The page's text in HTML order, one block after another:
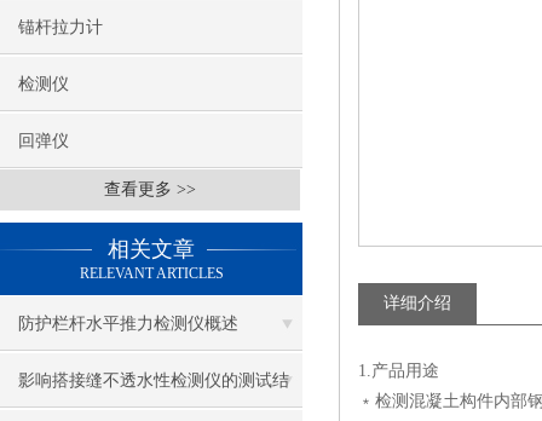
锚杆拉力计
检测仪
回弹仪
查看更多 >>
相关文章
RELEVANT ARTICLES
防护栏杆水平推力检测仪概述
影响搭接缝不透水性检测仪的测试结
详细介绍
1.产品用途
﹡检测混凝土构件内部